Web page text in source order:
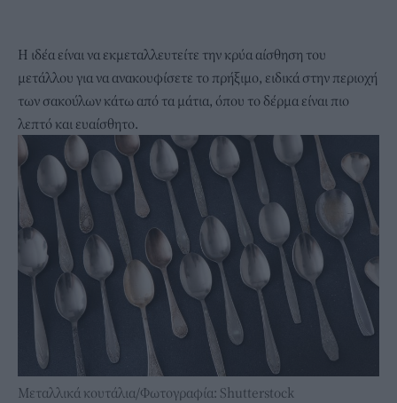
Η ιδέα είναι να εκμεταλλευτείτε την κρύα αίσθηση του
μετάλλου για να ανακουφίσετε το πρήξιμο, ειδικά στην περιοχή
των σακούλων κάτω από τα μάτια, όπου το δέρμα είναι πιο
λεπτό και ευαίσθητο.
Μεταλλικά κουτάλια/Φωτογραφία: Shutterstock